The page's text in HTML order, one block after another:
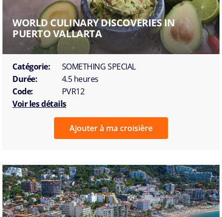
WORLD CULINARY DISCOVERIES IN
PUERTO VALLARTA
Catégorie:
SOMETHING SPECIAL
Durée:
4.5 heures
Code:
PVR12
Voir les détails
Ajouter à ma croisière